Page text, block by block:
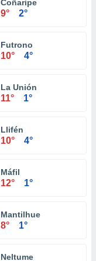
Coñaripe
9° 2°
Futrono
10° 4°
La Unión
11° 1°
Llifén
10° 4°
Máfil
12° 1°
Mantilhue
8° 1°
Neltume